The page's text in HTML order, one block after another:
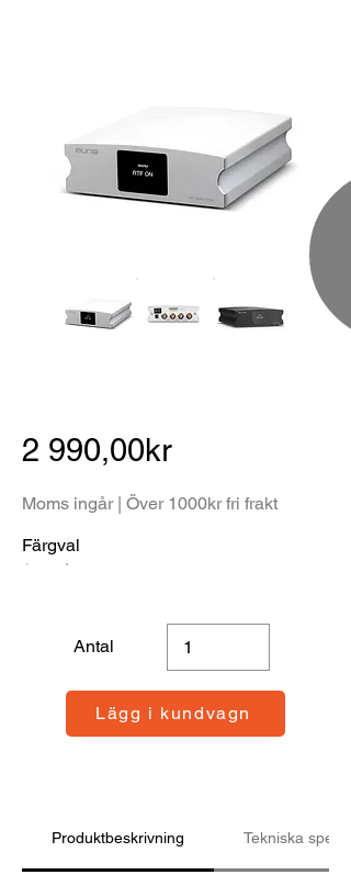
2 990,00kr
Moms ingår | Över 1000kr fri frakt
Färgval
Antal
Lägg i kundvagn
Produktbeskrivning Tekniska